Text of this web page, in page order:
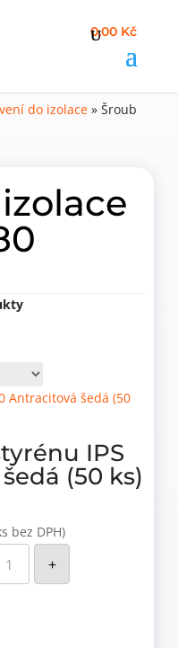
0,00 Kč
do izolace» Šroub
IPS
(50 ks)
bez DPH)
+